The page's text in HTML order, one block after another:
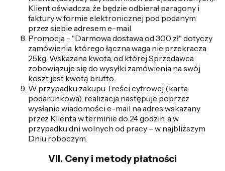
Klient oświadcza, że będzie odbierał paragony i
faktury w formie elektronicznej pod podanym
przez siebie adresem e-mail.
Promocja - "Darmowa dostawa od 300 zł" dotyczy
zamówienia, którego łączna waga nie przekracza
25kg. Wskazana kwota, od której Sprzedawca
zobowiązuje się do wysyłki zamówienia na swój
koszt jest kwotą brutto.
W przypadku zakupu Treści cyfrowej (karta
podarunkowa), realizacja następuje poprzez
wysłanie wiadomości e-mail na adres wskazany
przez Klienta w terminie do 24 godzin, a w
przypadku dni wolnych od pracy – w najbliższym
Dniu roboczym.
VII. Ceny i metody płatności